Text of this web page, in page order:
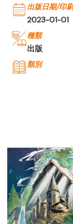
出版日期/印
2023-01-01
種類
出版
類別
聯絡
公司商務/版權
伍詠慈
職位
出版經理